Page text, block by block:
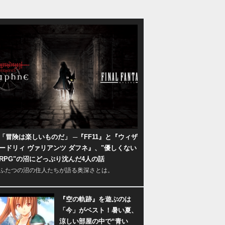
冒険は楽しいものだ」 ─『FF11』と『ウィザ
ドリィ ヴァリアンツ ダフネ』、"優しくない
の沼にどっぷり沈んだ4人の話
たつの沼の住人たちが語る奥深さとは。
『空の軌跡』を遊ぶのは
「今」がベスト！暑い夏、
涼しい部屋の中で“青い